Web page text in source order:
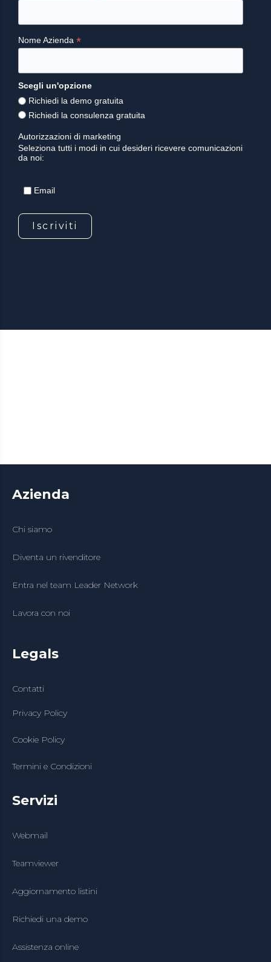
Nome Azienda *
Scegli un'opzione
Richiedi la demo gratuita
Richiedi la consulenza gratuita
Autorizzazioni di marketing
Seleziona tutti i modi in cui desideri ricevere comunicazioni
da noi:
Email
Azienda
Chi siamo
Diventa un rivenditore
Entra nel team Leader Network
Lavora con noi
Legals
Contatti
Privacy Policy
Cookie Policy
Termini e Condizioni
Servizi
Webmail
Teamviewer
Aggiornamento listini
Richiedi una demo
Assistenza online